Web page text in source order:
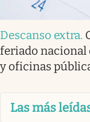
Descanso extra.
feriado nacional
y oficinas
Las más